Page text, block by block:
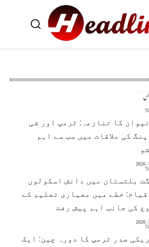
کا تنازعہ: ٹرمپ اور شی
کی ملاقات میں سب سے اہم
بلتستان میں دانش اسکولوں
قیام: خطے میں معیاری تعلیم کے
کی جانب اہم پیش رفت
صدر ٹرمپ کا دورہ چین: ایک